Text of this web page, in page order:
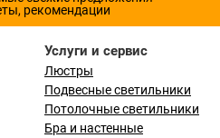
рекомендации
Услуги и сервис
Люстры
Подвесные светильники
Потолочные светильники
Бра и настенные